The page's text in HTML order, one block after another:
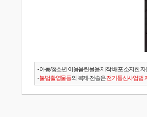
- 아동/청소년 이용음란물을 제작.배포.소지한 자
-불법촬영물등의 복제·전송은전기통신사업법